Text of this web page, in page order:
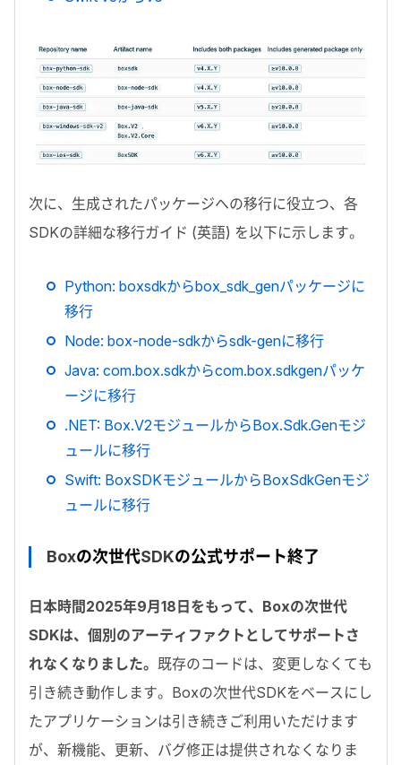
次に、生成されたパッケージへの移行に役立つ、各
SDKの詳細な移行ガイド (英語) を以下に示します。
Python: boxsdkからbox_sdk_genパッケージに
移行
Node: box-node-sdkからsdk-genに移行
Java: com.box.sdkからcom.box.sdkgenパッケ
ージに移行
.NET: Box.V2モジュールからBox.Sdk.Genモジ
ュールに移行
Swift: BoxSDKモジュールからBoxSdkGenモジ
ュールに移行
Boxの次世代SDKの公式サポート終了
日本時間2025年9月18日をもって、 Boxの次世代
SDKは、個別のアーティファクトとしてサポートさ
れなくなりました。 既存のコードは、変更しなくても
引き続き動作します。 Boxの次世代SDKをベースにし
たアプリケーションは引き続きご利用いただけます
が、新機能、更新、バグ修正は提供されなくなりま